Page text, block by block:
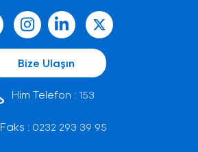
Bize Ulaşın
Him Telefon : 153
Faks : 0232 293 39 95